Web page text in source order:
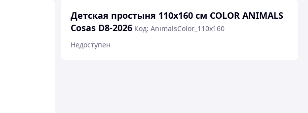
Детская простыня 110х160 см COLOR ANIMALS
Cosas D8-2026 Код: AnimalsColor_110x160
Недоступен